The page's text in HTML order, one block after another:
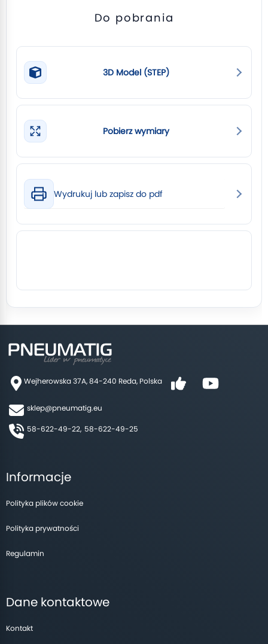
Do pobrania
3D Model (STEP)
Pobierz wymiary
Wydrukuj lub zapisz do pdf
Wejherowska 37A, 84-240 Reda, Polska
sklep@pneumatig.eu
58-622-49-22, 58-622-49-25
Informacje
Polityka plików cookie
Polityka prywatności
Regulamin
Dane kontaktowe
Kontakt